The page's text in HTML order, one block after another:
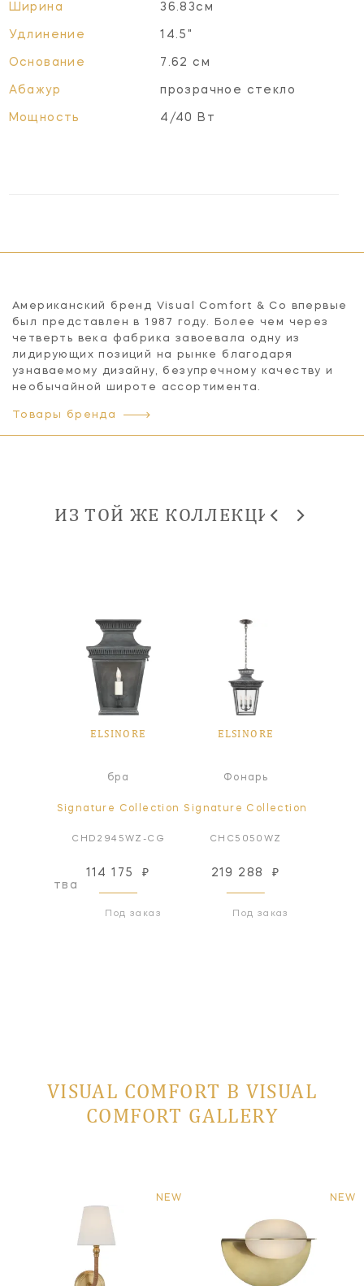
Ширина 36.83см
Удлинение 14.5"
Основание 7.62 см
Абажур прозрачное стекло
Мощность 4/40 Вт
Американский бренд Visual Comfort & Co впервые
был представлен в 1987 году. Более чем через
четверть века фабрика завоевала одну из
лидирующих позиций на рынке благодаря
узнаваемому дизайну, безупречному качеству и
необычайной широте ассортимента.
Товары бренда
ИЗ ТОЙ ЖЕ КОЛЛЕКЦИИ
ELSINORE
бра
Signature Collection
CHD2945WZ-CG
114 175 ₽
Под заказ
ELSINORE
Фонарь
Signature Collection
CHC5050WZ
219 288 ₽
Под заказ
VISUAL COMFORT В VISUAL
COMFORT GALLERY
NEW NEW